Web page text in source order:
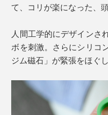
て、コリが楽になった、
人間工学的にデザインさ
ボを刺激。さらにシリコ
ジム磁石」が緊張をほぐし